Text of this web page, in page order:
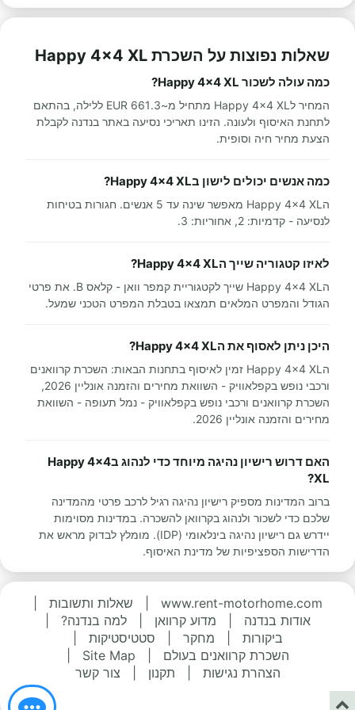
שאלות נפוצות על השכרת Happy 4x4 XL
כמה עולה לשכור Happy 4x4 XL?
המחיר לHappy 4x4 XL מתחיל מ~661.3 EUR ללילה, בהתאם
לתחנת האיסוף ולעונה. הזינו תאריכי נסיעה באתר בנדנה לקבלת
הצעת מחיר חיה וסופית.
כמה אנשים יכולים לישון בHappy 4x4 XL?
הHappy 4x4 XL מאפשר שינה עד 5 אנשים. חגורות בטיחות
לנסיעה - קדמיות: 2, אחוריות: 3.
לאיזו קטגוריה שייך הHappy 4x4 XL?
הHappy 4x4 XL שייך לקטגוריית קמפר וואן - קלאס B. את פרטי
הגודל והמפרט המלאים תמצאו בטבלת המפרט הטכני שמעל.
היכן ניתן לאסוף את הHappy 4x4 XL?
הHappy 4x4 XL זמין לאיסוף בתחנות הבאות: השכרת קרוואנים
ורכבי נופש בקפלאוויק - השוואת מחירים והזמנה אונליין 2026,
השכרת קרוואנים ורכבי נופש בקפלאוויק - נמל תעופה - השוואת
מחירים והזמנה אונליין 2026.
האם דרוש רישיון נהיגה מיוחד כדי לנהוג בHappy 4x4
XL?
ברוב המדינות מספיק רישיון נהיגה רגיל לרכב פרטי מהמדינה
שלכם כדי לשכור ולנהוג בקרוואן להשכרה. במדינות מסוימות
יידרש גם רישיון נהיגה בינלאומי (IDP). מומלץ לבדוק מראש את
הדרישות הספציפיות של מדינת האיסוף.
www.rent-motorhome.com שאלות ותשובות
אודות בנדנה
מדוע קרוואן למה בנדנה?
ביקורות
מחקר סטטיסטיקות
השכרת קרוואנים בעולם
Site Map
הצהרת נגישות
תקנון צור קשר